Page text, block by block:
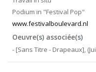
Podium in "Festival Pop"
www.festivalboulevard.nl
Oeuvre(s) associée(s)
- [Sans Titre - Drapeaux],